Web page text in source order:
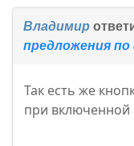
Владимир
предложения по
Так есть же
при включенной